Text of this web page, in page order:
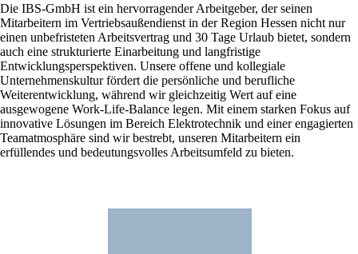
Die IBS-GmbH ist ein hervorragender Arbeitgeber, der seinen
Mitarbeitern im Vertriebsaußendienst in der Region Hessen nicht nur
einen unbefristeten Arbeitsvertrag und 30 Tage Urlaub bietet, sondern
auch eine strukturierte Einarbeitung und langfristige
Entwicklungsperspektiven. Unsere offene und kollegiale
Unternehmenskultur fördert die persönliche und berufliche
Weiterentwicklung, während wir gleichzeitig Wert auf eine
ausgewogene Work-Life-Balance legen. Mit einem starken Fokus auf
innovative Lösungen im Bereich Elektrotechnik und einer engagierten
Teamatmosphäre sind wir bestrebt, unseren Mitarbeitern ein
erfüllendes und bedeutungsvolles Arbeitsumfeld zu bieten.